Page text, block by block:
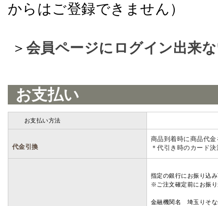
からはご登録できません）
＞ 会員ページにログイン出来
お支払い
お支払い方法
代金引換
商品到着時に商品代
＊代引き時のカード
指定の銀行にお振り込
※ご注文確定前にお振
金融機関名 埼玉りそ